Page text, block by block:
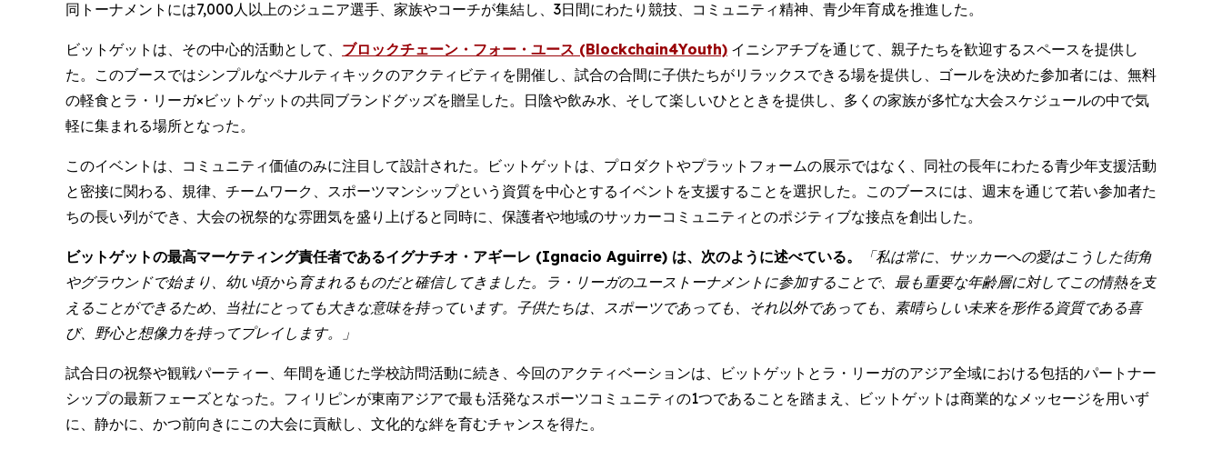
同トーナメントには7,000人以上のジュニア選手、家族やコーチが集結し、3日間にわたり競技、コミュニティ精神、青少年育成を推進した。
ビットゲットは、その中心的活動として、 ブロックチェーン・フォー・ユース (Blockchain4Youth) イニシアチブを通じて、親子たちを歓迎するスペースを提供し
た。このブースではシンプルなペナルティキックのアクティビティを開催し、試合の合間に子供たちがリラックスできる場を提供し、ゴールを決めた参加者には、無料
の軽食とラ・リーガ×ビットゲットの共同ブランドグッズを贈呈した。日陰や飲み水、そして楽しいひとときを提供し、多くの家族が多忙な大会スケジュールの中で気
軽に集まれる場所となった。
このイベントは、コミュニティ価値のみに注目して設計された。ビットゲットは、プロダクトやプラットフォームの展示ではなく、同社の長年にわたる青少年支援活動
と密接に関わる、規律、チームワーク、スポーツマンシップという資質を中心とするイベントを支援することを選択した。このブースには、週末を通じて若い参加者た
ちの長い列ができ、大会の祝祭的な雰囲気を盛り上げると同時に、保護者や地域のサッカーコミュニティとのポジティブな接点を創出した。
ビットゲットの最高マーケティング責任者であるイグナチオ・アギーレ (Ignacio Aguirre) は、次のように述べている。
「私は常に、サッカーへの愛はこうした街角
やグラウンドで始まり、幼い頃から育まれるものだと確信してきました。ラ・リーガのユーストーナメントに参加することで、最も重要な年齢層に対してこの情熱を支
えることができるため、当社にとっても大きな意味を持っています。子供たちは、スポーツであっても、それ以外であっても、素晴らしい未来を形作る資質である喜
び、野心と想像力を持ってプレイします。」
試合日の祝祭や観戦パーティー、年間を通じた学校訪問活動に続き、今回のアクティベーションは、ビットゲットとラ・リーガのアジア全域における包括的パートナー
シップの最新フェーズとなった。フィリピンが東南アジアで最も活発なスポーツコミュニティの1つであることを踏まえ、ビットゲットは商業的なメッセージを用いず
に、静かに、かつ前向きにこの大会に貢献し、文化的な絆を育むチャンスを得た。